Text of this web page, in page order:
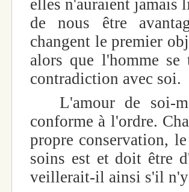
elles n'auraient jamais
de nous être
changent le premier
alors que l'homme
contradiction avec soi.
L'amour de soi-
conforme à l'ordre.
propre conservation,
soins est et doit être
veillerait-il ainsi s'il n'y